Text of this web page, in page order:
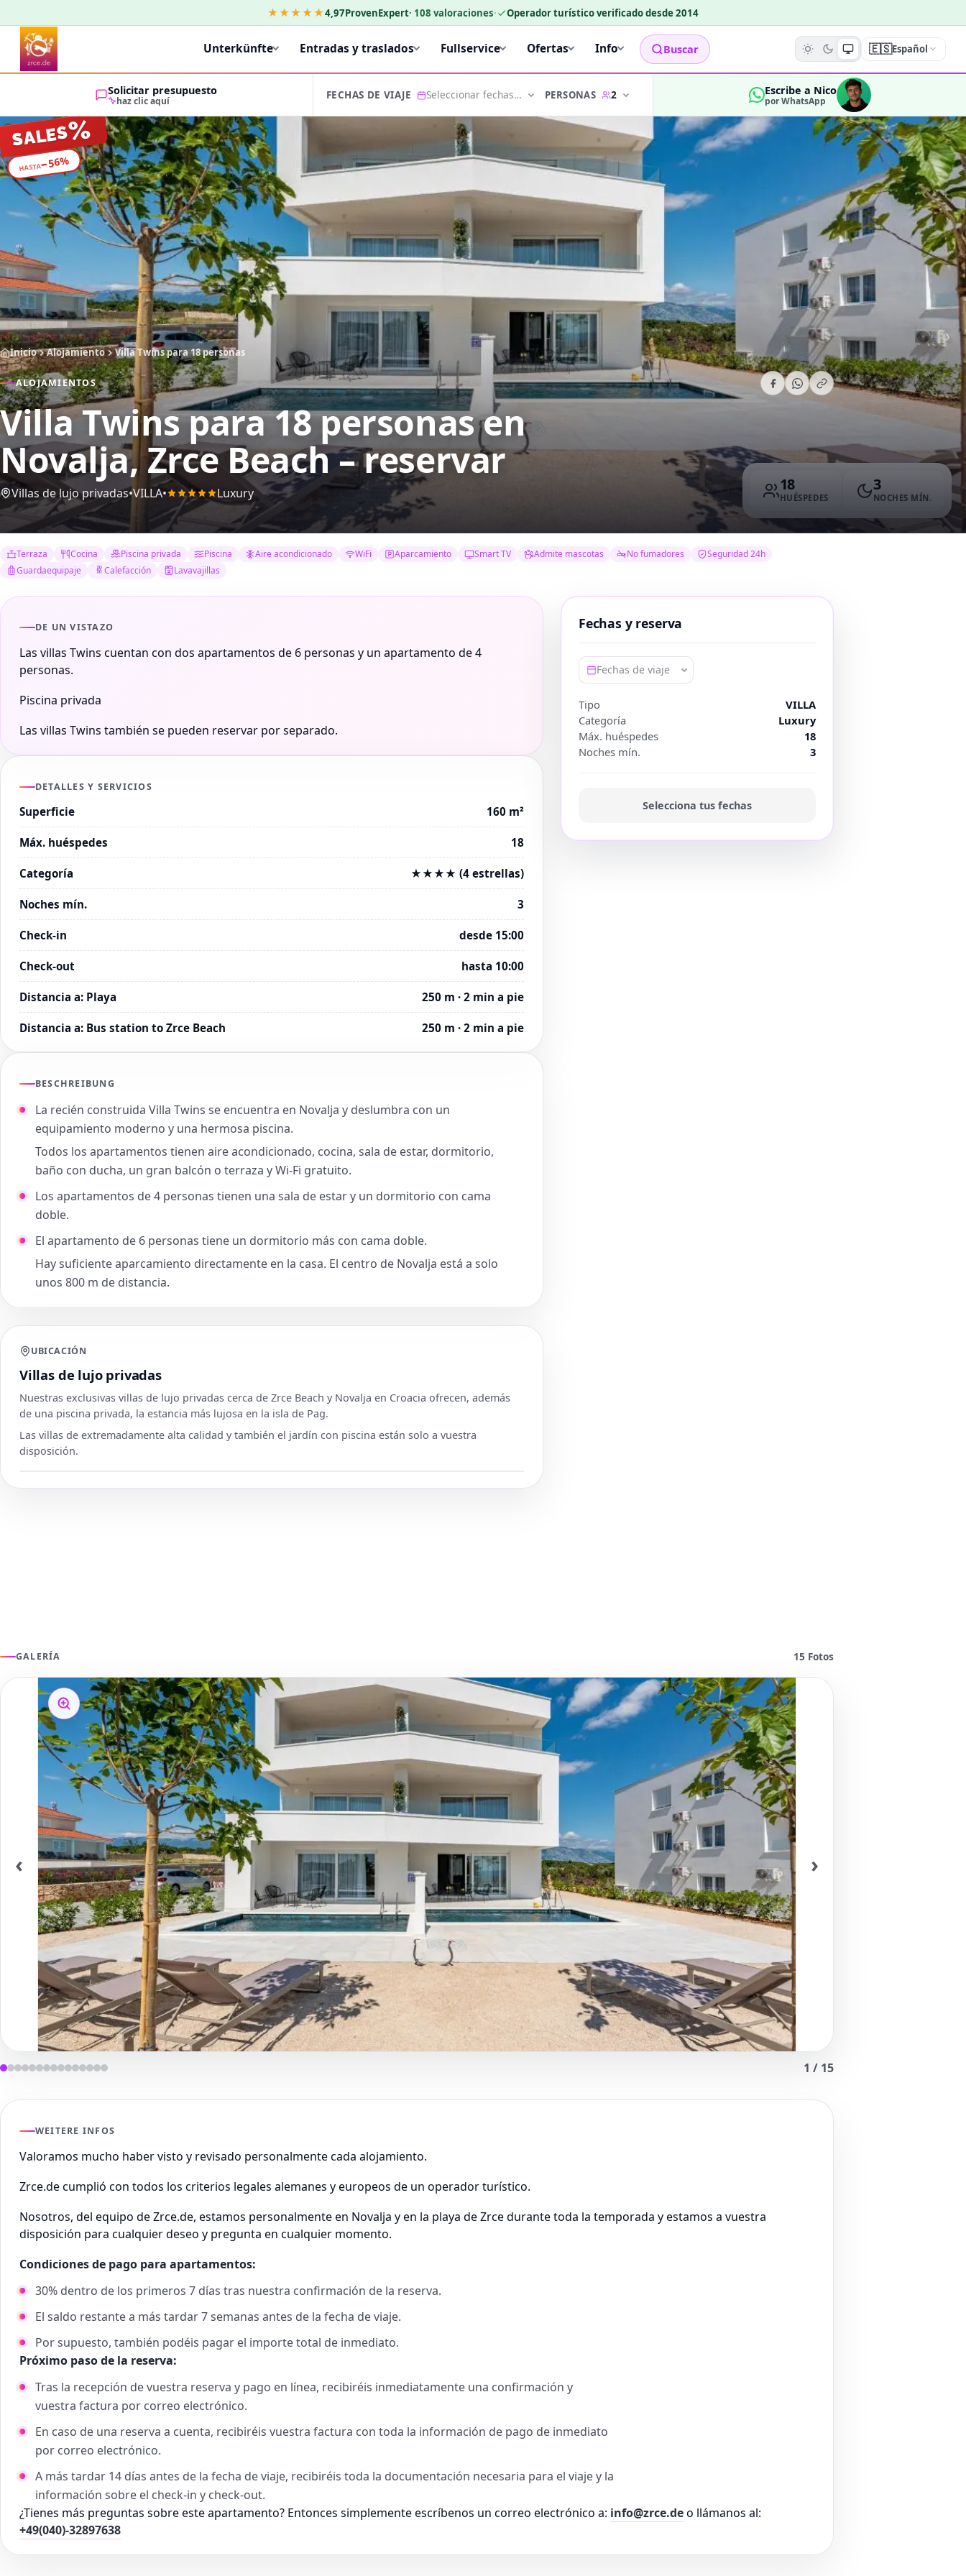
★★★★★4,97ProvenExpert· 108 valoraciones· Operador turístico verificado desde 2014
Unterkünfte Entradas y traslados Fullservice Ofertas Info Buscar 🇪🇸Español
Solicitar presupuesto
haz clic aquí FECHAS DE VIAJE Seleccionar fechas… PERSONAS 2 Escribe a Nico
por WhatsApp
SALES%
HASTA−56%
18
HUÉSPEDES
3
NOCHES MÍN.
Inicio Alojamiento Villa Twins para 18 personas
ALOJAMIENTOS
Villa Twins para 18 personasen
Novalja, Zrce Beach – reservar
Villas de lujo privadas•VILLA• Luxury
Terraza Cocina Piscina privada Piscina Aire acondicionado WiFi Aparcamiento Smart TV Admite mascotas No fumadores
Seguridad 24h
Guardaequipaje
Calefacción Lavavajillas
DE UN VISTAZO
Las villas Twins cuentan con dos apartamentos de 6 personas y un apartamento de 4
personas.
Piscina privada
Las villas Twins también se pueden reservar por separado.
DETALLES Y SERVICIOS
Superficie 160 m²
Máx. huéspedes 18
Categoría ★★★★ (4 estrellas)
Noches mín. 3
Check-in desde 15:00
Check-out hasta 10:00
Distancia a: Playa 250 m · 2 min a pie
Distancia a: Bus station to Zrce Beach 250 m · 2 min a pie
BESCHREIBUNG
La recién construida Villa Twins se encuentra en Novalja y deslumbra con un
equipamiento moderno y una hermosa piscina.
Todos los apartamentos tienen aire acondicionado, cocina, sala de estar, dormitorio,
baño con ducha, un gran balcón o terraza y Wi-Fi gratuito.
Los apartamentos de 4 personas tienen una sala de estar y un dormitorio con cama
doble.
El apartamento de 6 personas tiene un dormitorio más con cama doble.
Hay suficiente aparcamiento directamente en la casa. El centro de Novalja está a solo
unos 800 m de distancia.
Fechas y reserva
Fechas de viaje
Tipo
VILLA
Categoría
Luxury
Máx. huéspedes
18
Noches mín.
3
Selecciona tus fechas
UBICACIÓN
Villas de lujo privadas
Nuestras exclusivas villas de lujo privadas cerca de Zrce Beach y Novalja en Croacia ofrecen, además
de una piscina privada, la estancia más lujosa en la isla de Pag.
Las villas de extremadamente alta calidad y también el jardín con piscina están solo a vuestra
disposición.
GALERÍA 15 Fotos
‹ ›
1 / 15
WEITERE INFOS
Valoramos mucho haber visto y revisado personalmente cada alojamiento.
Zrce.de cumplió con todos los criterios legales alemanes y europeos de un operador turístico.
Nosotros, del equipo de Zrce.de, estamos personalmente en Novalja y en la playa de Zrce durante toda la temporada y estamos a vuestra
disposición para cualquier deseo y pregunta en cualquier momento.
Condiciones de pago para apartamentos:
30% dentro de los primeros 7 días tras nuestra confirmación de la reserva.
El saldo restante a más tardar 7 semanas antes de la fecha de viaje.
Por supuesto, también podéis pagar el importe total de inmediato.
Próximo paso de la reserva:
Tras la recepción de vuestra reserva y pago en línea, recibiréis inmediatamente una confirmación y
vuestra factura por correo electrónico.
En caso de una reserva a cuenta, recibiréis vuestra factura con toda la información de pago de inmediato
por correo electrónico.
A más tardar 14 días antes de la fecha de viaje, recibiréis toda la documentación necesaria para el viaje y la
información sobre el check-in y check-out.
¿Tienes más preguntas sobre este apartamento? Entonces simplemente escríbenos un correo electrónico a: info@zrce.deo llámanos al:
+49(040)-32897638